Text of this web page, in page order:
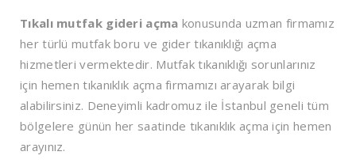
Tıkalı mutfak gideri açma konusunda uzman firmamız
her türlü mutfak boru ve gider tıkanıklığı açma
hizmetleri vermektedir. Mutfak tıkanıklığı sorunlarınız
için hemen tıkanıklık açma firmamızı arayarak bilgi
alabilirsiniz. Deneyimli kadromuz ile İstanbul geneli tüm
bölgelere günün her saatinde tıkanıklık açma için hemen
arayınız.